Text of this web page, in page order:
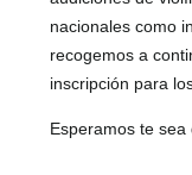
nacionales como
recogemos a
inscripción para
Esperamos te sea